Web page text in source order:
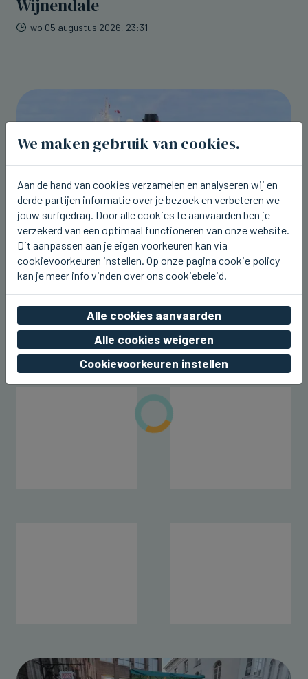
Wijnendale
wo 05 augustus 2026, 23:31
ZEEBRUGGE
Cruiseschip Queen Mary 2 kwam
vandaag terug naar Zeebrugge
wo 05 augustus 2026, 22:43
We maken gebruik van cookies.
Aan de hand van cookies verzamelen en analyseren wij en
derde partijen informatie over je bezoek en verbeteren we
jouw surfgedrag. Door alle cookies te aanvaarden ben je
verzekerd van een optimaal functioneren van onze website.
Dit aanpassen aan je eigen voorkeuren kan via
cookievoorkeuren instellen. Op onze pagina cookie policy
kan je meer info vinden over ons cookiebeleid.
Alle cookies aanvaarden
Alle cookies weigeren
Cookievoorkeuren instellen